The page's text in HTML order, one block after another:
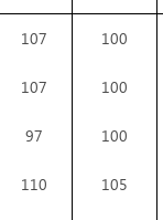
107
107
97
110
100
100
100
105